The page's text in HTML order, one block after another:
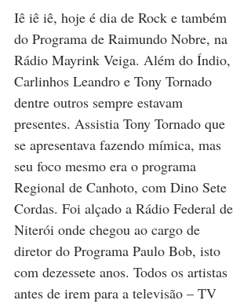
Iê iê iê, hoje é dia de Rock e também
do Programa de Raimundo Nobre, na
Rádio Mayrink Veiga. Além do Índio,
Carlinhos Leandro e Tony Tornado
dentre outros sempre estavam
presentes. Assistia Tony Tornado que
se apresentava fazendo mímica, mas
seu foco mesmo era o programa
Regional de Canhoto, com Dino Sete
Cordas. Foi alçado a Rádio Federal de
Niterói onde chegou ao cargo de
diretor do Programa Paulo Bob, isto
com dezessete anos. Todos os artistas
antes de irem para a televisão – TV